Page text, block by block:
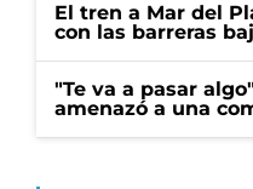
El tren a Mar del
con las barreras
"Te va a pasar
amenazó a una